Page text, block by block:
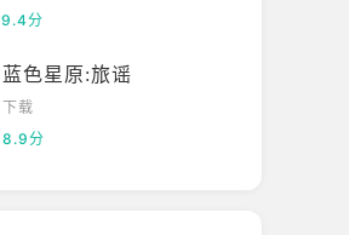
9.4分
蓝色星原:旅谣
下载
8.9分